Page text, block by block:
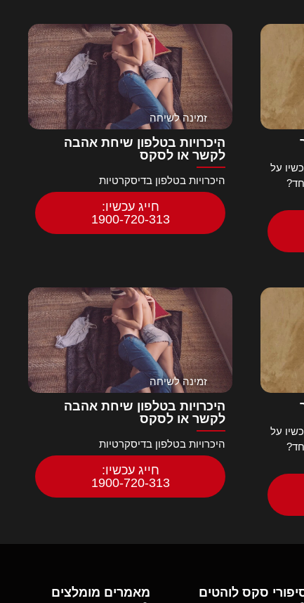
על
זמינה לשיחה
היכרויות בטלפון שיחת אהבה
לקשר או לסקס
היכרויות בטלפון בדיסקרטיות
חייג עכשיו:
1900-720-313
על
זמינה לשיחה
היכרויות בטלפון שיחת אהבה
לקשר או לסקס
היכרויות בטלפון בדיסקרטיות
חייג עכשיו:
1900-720-313
סקס לוהטים מאמרים מומלצים